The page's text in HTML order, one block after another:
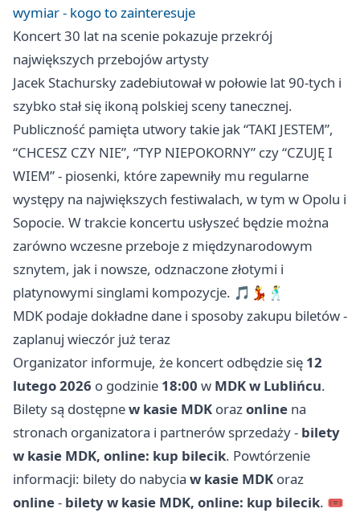
wymiar - kogo to zainteresuje
Koncert 30 lat na scenie pokazuje przekrój
największych przebojów artysty
Jacek Stachursky zadebiutował w połowie lat 90-tych i
szybko stał się ikoną polskiej sceny tanecznej.
Publiczność pamięta utwory takie jak “TAKI JESTEM”,
“CHCESZ CZY NIE”, “TYP NIEPOKORNY” czy “CZUJĘ I
WIEM” - piosenki, które zapewniły mu regularne
występy na największych festiwalach, w tym w Opolu i
Sopocie. W trakcie koncertu usłyszeć będzie można
zarówno wczesne przeboje z międzynarodowym
sznytem, jak i nowsze, odznaczone złotymi i
platynowymi singlami kompozycje. 🎵💃🕺
MDK podaje dokładne dane i sposoby zakupu biletów -
zaplanuj wieczór już teraz
Organizator informuje, że koncert odbędzie się 12
lutego 2026 o godzinie 18:00 w MDK w Lublińcu.
Bilety są dostępnew kasie MDK orazonline na
stronach organizatora i partnerów sprzedaży - bilety
w kasie MDK, online: kup bilecik. Powtórzenie
informacji: bilety do nabycia w kasie MDK oraz
online- bilety w kasie MDK, online: kup bilecik. 🎟️